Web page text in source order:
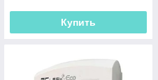
Купить